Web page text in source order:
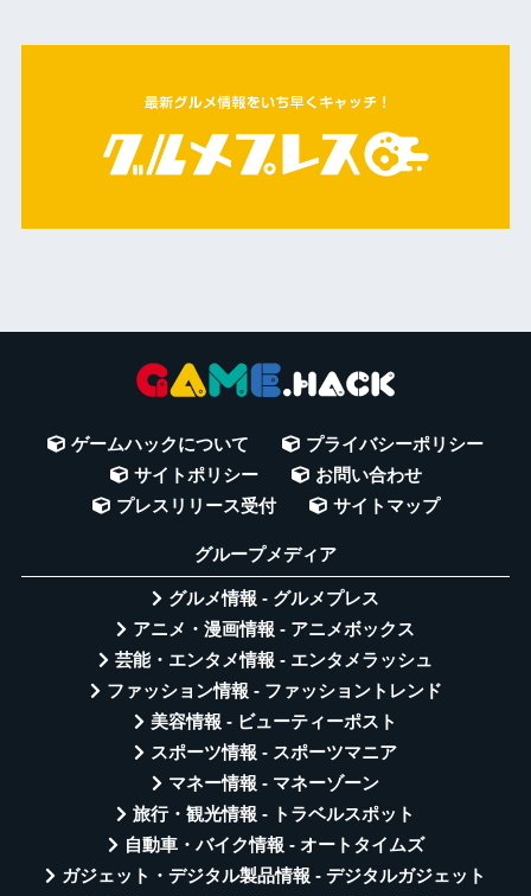
ゲームハックについて
プライバシーポリシー
サイトポリシー
お問い合わせ
プレスリリース受付
サイトマップ
グループメディア
グルメ情報 - グルメプレス
アニメ・漫画情報 - アニメボックス
芸能・エンタメ情報 - エンタメラッシュ
ファッション情報 - ファッショントレンド
美容情報 - ビューティーポスト
スポーツ情報 - スポーツマニア
マネー情報 - マネーゾーン
旅行・観光情報 - トラベルスポット
自動車・バイク情報 - オートタイムズ
ガジェット・デジタル製品情報 - デジタルガジェット